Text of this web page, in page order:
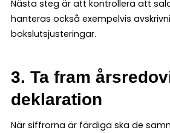
Nästa steg är att kontrollera att
hanteras också exempelvis
bokslutsjusteringar.
3. Ta fram
deklaration
När siffrorna är färdiga ska de